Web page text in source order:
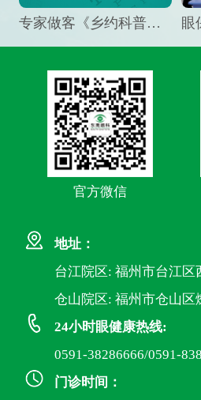
专家做客《乡约科普》栏目，预防孩子近视竟然这么“简单” 眼
官方微信
地址：
台江院区: 福州市台江区
仓山院区: 福州市仓山区
24小时眼健康热线:
0591-38286666/0591-
门诊时间：